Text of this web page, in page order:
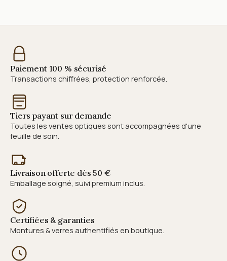
Paiement 100 % sécurisé
Transactions chiffrées, protection renforcée.
Tiers payant sur demande
Toutes les ventes optiques sont accompagnées d'une
feuille de soin.
Livraison offerte dès 50 €
Emballage soigné, suivi premium inclus.
Certifiées & garanties
Montures & verres authentifiés en boutique.